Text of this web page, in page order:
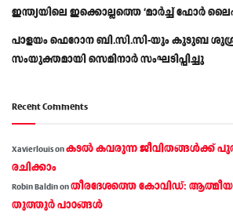
ഇന്ത്യയിലെ ഇക്കൊല്ലത്തെ ‘മാർച്ച് ഫോർ
പാളയം ഫെറോന ബി.സി.സി-യും കുടുബ
സംയുക്തമായി സെമിനാർ സംഘടിപ്പിച്ചു
Recent Comments
Xavierlouisonകടല്‍ കവരുന്ന ജീവിതങ്ങള്‍ക്ക്
രചിക്കാം
Robin Baldinonതീരദേശത്തെ കോവിഡ്: ആത്മീയ
തൂത്തൂര്‍ പാഠങ്ങൾ